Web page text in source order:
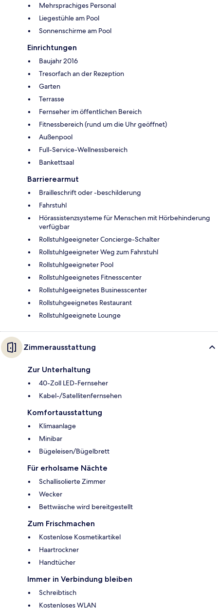
Mehrsprachiges Personal
Liegestühle am Pool
Sonnenschirme am Pool
Einrichtungen
Baujahr 2016
Tresorfach an der Rezeption
Garten
Terrasse
Fernseher im öffentlichen Bereich
Fitnessbereich (rund um die Uhr geöffnet)
Außenpool
Full-Service-Wellnessbereich
Bankettsaal
Barrierearmut
Brailleschrift oder -beschilderung
Fahrstuhl
Hörassistenzsysteme für Menschen mit Hörbehinderung
verfügbar
Rollstuhlgeeigneter Concierge-Schalter
Rollstuhlgeeigneter Weg zum Fahrstuhl
Rollstuhlgeeigneter Pool
Rollstuhlgeeignetes Fitnesscenter
Rollstuhlgeeignetes Businesscenter
Rollstuhgeeignetes Restaurant
Rollstuhlgeeignete Lounge
Zimmerausstattung
Zur Unterhaltung
40-Zoll LED-Fernseher
Kabel-/Satellitenfernsehen
Komfortausstattung
Klimaanlage
Minibar
Bügeleisen/Bügelbrett
Für erholsame Nächte
Schallisolierte Zimmer
Wecker
Bettwäsche wird bereitgestellt
Zum Frischmachen
Kostenlose Kosmetikartikel
Haartrockner
Handtücher
Immer in Verbindung bleiben
Schreibtisch
Kostenloses WLAN